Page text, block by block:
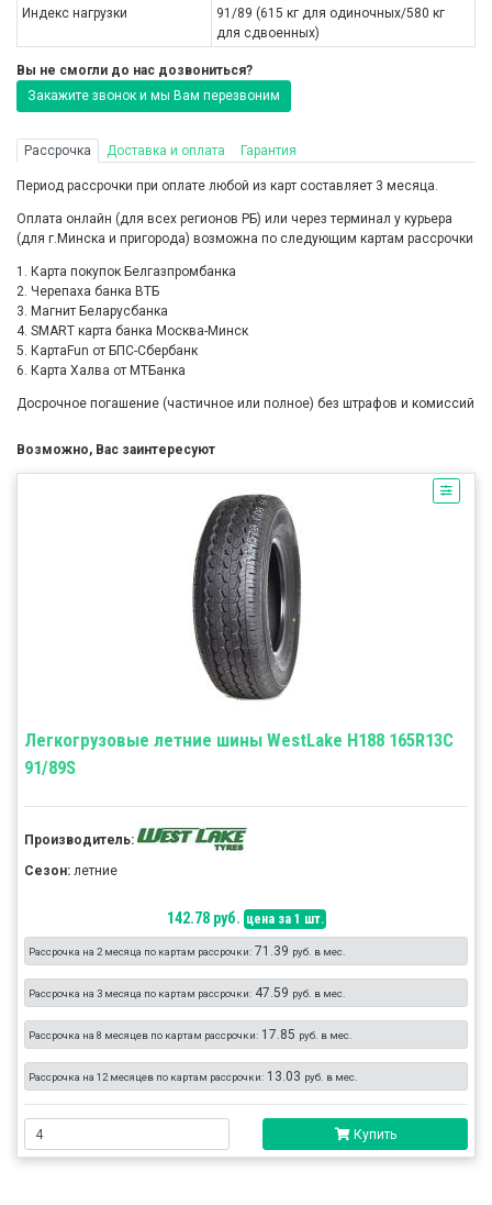
Индекс нагрузки
91/89 (615 кг для одиночных/580 кг
для сдвоенных)
Вы не смогли до нас дозвониться?
Закажите звонок и мы Вам перезвоним
Рассрочка Доставка и оплата Гарантия
Период рассрочки при оплате любой из карт составляет 3 месяца.
Оплата онлайн (для всех регионов РБ) или через терминал у курьера
(для г.Минска и пригорода) возможна по следующим картам рассрочки
1. Карта покупок Белгазпромбанка
2. Черепаха банка ВТБ
3. Магнит Беларусбанка
4. SMART карта банка Москва-Минск
5. КартаFun от БПС-Сбербанк
6. Карта Халва от МТБанка
Досрочное погашение (частичное или полное) без штрафов и комиссий
Возможно, Вас заинтересуют
Легкогрузовые летние шины WestLake H188 165R13C
91/89S
Производитель:
Сезон: летние
142.78 руб. цена за 1 шт.
Рассрочка на 2 месяца по картам рассрочки: 71.39 руб. в мес.
Рассрочка на 3 месяца по картам рассрочки: 47.59 руб. в мес.
Рассрочка на 8 месяцев по картам рассрочки: 17.85 руб. в мес.
Рассрочка на 12 месяцев по картам рассрочки: 13.03 руб. в мес.
Купить